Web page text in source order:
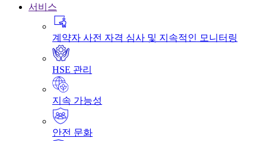
서비스
계약자 사전 자격 심사 및 지속적인 모니터링
HSE 관리
지속 가능성
안전 문화